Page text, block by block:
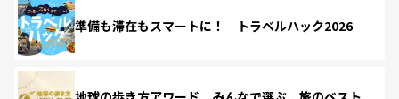
準備も滞在もスマートに！ トラベルハック2026